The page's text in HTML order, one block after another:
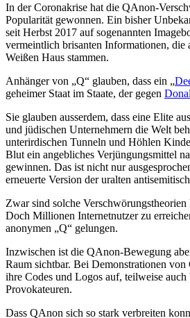
In der Coronakrise hat die QAnon-
Popularität gewonnen. Ein bisher
seit Herbst 2017 auf sogenannten
vermeintlich brisanten Informationen, die
Weißen Haus stammen.
Anhänger von „Q“ glauben, dass ein „
geheimer Staat im Staate, der gegen
Sie glauben ausserdem, dass eine Elite
und jüdischen Unternehmern die Welt
unterirdischen Tunneln und Höhlen
Blut ein angebliches Verjüngungsmittel
gewinnen. Das ist nicht nur
erneuerte Version der uralten
Zwar sind solche Verschwörungstheorien
Doch Millionen Internetnutzer zu
anonymen „Q“ gelungen.
Inzwischen ist die QAnon-Bewegung
Raum sichtbar. Bei Demonstrationen von
ihre Codes und Logos auf, teilweise auch
Provokateuren.
Dass QAnon sich so stark verbreiten